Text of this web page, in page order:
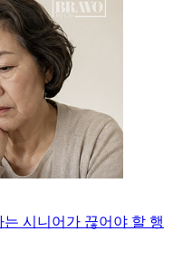
는 시니어가 끊어야 할 행